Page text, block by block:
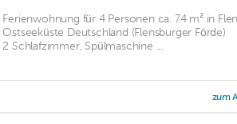
Ferienwohnung für 4 Personen ca. 74 m² in
Ostseeküste Deutschland (Flensburger Förde)
2 Schlafzimmer, Spülmaschine ...
zum